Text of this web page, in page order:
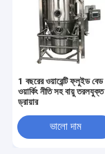
1 বছরের ওয়ারেন্টি ফ্লুইড বেড
ওয়ার্কিং নীতি সহ বায়ু তরলযুক্ত
ড্রায়ার
ভালো দাম